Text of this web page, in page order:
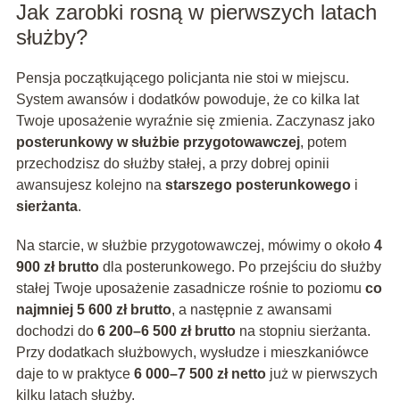
Jak zarobki rosną w pierwszych latach
służby?
Pensja początkującego policjanta nie stoi w miejscu.
System awansów i dodatków powoduje, że co kilka lat
Twoje uposażenie wyraźnie się zmienia. Zaczynasz jako
posterunkowy w służbie przygotowawczej, potem
przechodzisz do służby stałej, a przy dobrej opinii
awansujesz kolejno na starszego posterunkowegoi
sierżanta.
Na starcie, w służbie przygotowawczej, mówimy o około 4
900 zł bruttodla posterunkowego. Po przejściu do służby
stałej Twoje uposażenie zasadnicze rośnie to poziomu co
najmniej 5 600 zł brutto, a następnie z awansami
dochodzi do 6 200–6 500 zł bruttona stopniu sierżanta.
Przy dodatkach służbowych, wysłudze i mieszkaniówce
daje to w praktyce 6 000–7 500 zł nettojuż w pierwszych
kilku latach służby.